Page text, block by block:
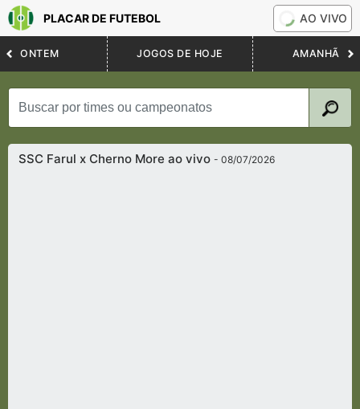
PLACAR DE FUTEBOL AO VIVO
ONTEM JOGOS DE HOJE AMANHÃ
SSC Farul x Cherno More ao vivo- 08/07/2026